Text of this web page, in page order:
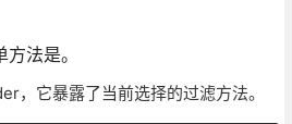
法是。
，它暴露了当前选择的过滤方法。